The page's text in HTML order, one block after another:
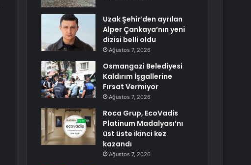
Uzak Şehir’den ayrılan
Alper Çankaya’nın yeni
dizisi belli oldu
Ağustos 7, 2026
Osmangazi Belediyesi
Kaldırım İşgallerine
Fırsat Vermiyor
Ağustos 7, 2026
Roca Grup, EcoVadis
Platinum Madalyası’nı
üst üste ikinci kez
kazandı
Ağustos 7, 2026